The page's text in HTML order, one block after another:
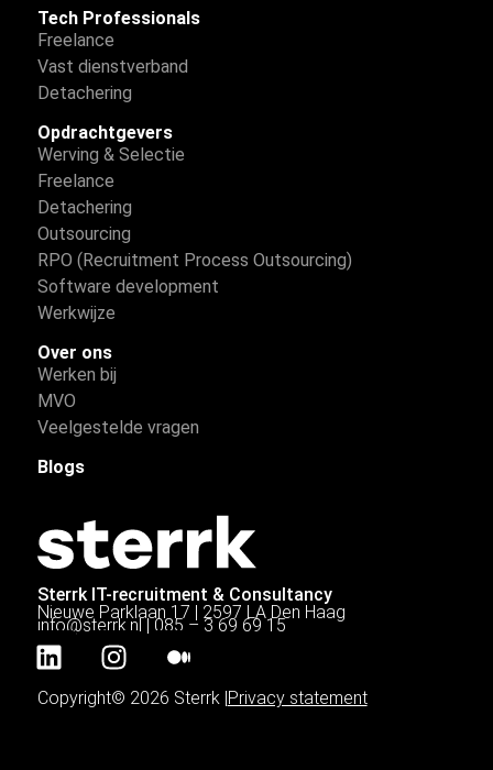
Tech Professionals
Freelance
Vast dienstverband
Detachering
Opdrachtgevers
Werving & Selectie
Freelance
Detachering
Outsourcing
RPO (Recruitment Process Outsourcing)
Software development
Werkwijze
Over ons
Werken bij
MVO
Veelgestelde vragen
Blogs
Sterrk IT-recruitment & Consultancy
Nieuwe Parklaan 17 | 2597 LA Den Haag
info@sterrk.nl|085 – 3 69 69 15
Copyright© 2026 Sterrk |Privacy statement